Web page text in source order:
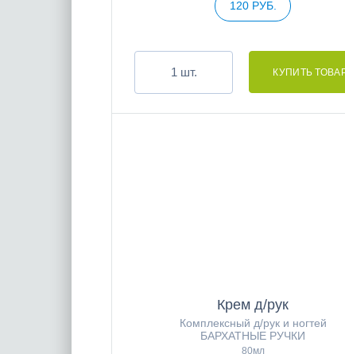
120 РУБ.
шт.
Крем д/рук
Комплексный д/рук и ногтей
БАРХАТНЫЕ РУЧКИ
80мл